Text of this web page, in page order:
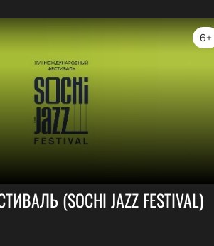
6+
(SOCHI JAZZ FESTIVAL)